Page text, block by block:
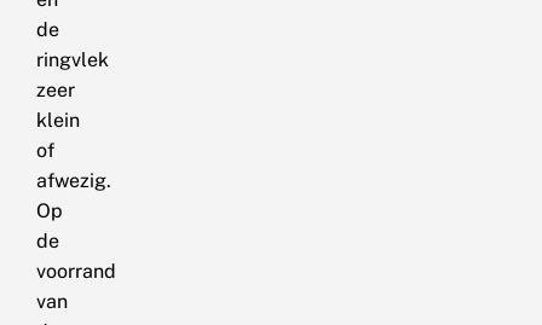
de
ringvlek
zeer
klein
of
afwezig.
Op
de
voorrand
van